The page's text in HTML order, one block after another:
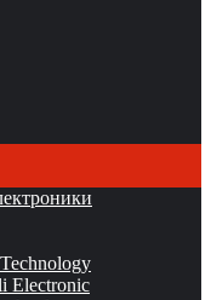
Electronic